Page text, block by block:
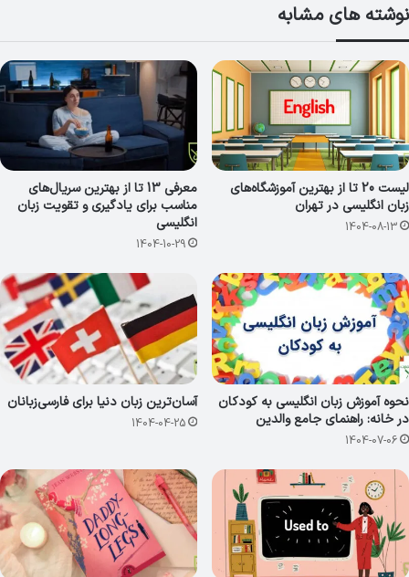
نوشته های مشابه
لیست 20 تا از بهترین آموزشگاه‌های
زبان انگلیسی در تهران
1404-08-13
معرفی 13 تا از بهترین سریال‌های
مناسب برای یادگیری و تقویت زبان
انگلیسی
1404-10-29
نحوه آموزش زبان انگلیسی به کودکان
در خانه: راهنمای جامع والدین
1404-07-06
آسان‌ترین زبان دنیا برای فارسی‌زبانان
1404-04-25